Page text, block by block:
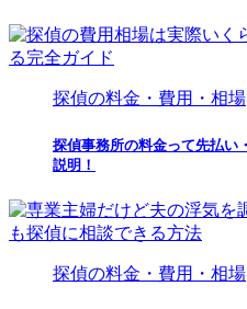
探偵の料金・費用・相場
探偵事務所の料金って先払い
説明！
探偵の料金・費用・相場